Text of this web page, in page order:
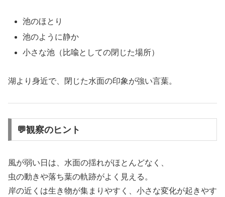
池のほとり
池のように静か
小さな池（比喩としての閉じた場所）
湖より身近で、閉じた水面の印象が強い言葉。
💬観察のヒント
風が弱い日は、水面の揺れがほとんどなく、
虫の動きや落ち葉の軌跡がよく見える。
岸の近くは生き物が集まりやすく、小さな変化が起きやす